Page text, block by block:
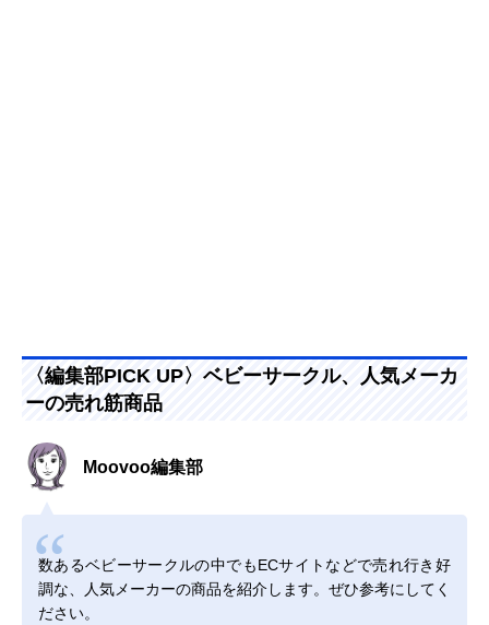
〈編集部PICK UP〉ベビーサークル、人気メーカ
ーの売れ筋商品
Moovoo編集部
数あるベビーサークルの中でもECサイトなどで売れ行き好
調な、人気メーカーの商品を紹介します。ぜひ参考にしてく
ださい。